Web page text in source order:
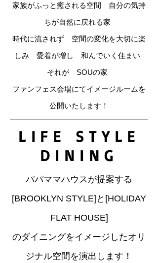
家族がふっと癒される空間 自分の気持
ちが自然に戻れる家
時代に流されず 空間の変化を大切に楽
しみ 愛着が増し 和んでいく住まい
それが SOUの家
ファンフェス会場にてイメージルームを
公開いたします！
LIFE STYLE
DINING
パパママハウスが提案する
[BROOKLYN STYLE]と[HOLIDAY
FLAT HOUSE]
のダイニングをイメージしたオリ
ジナル空間を演出します！